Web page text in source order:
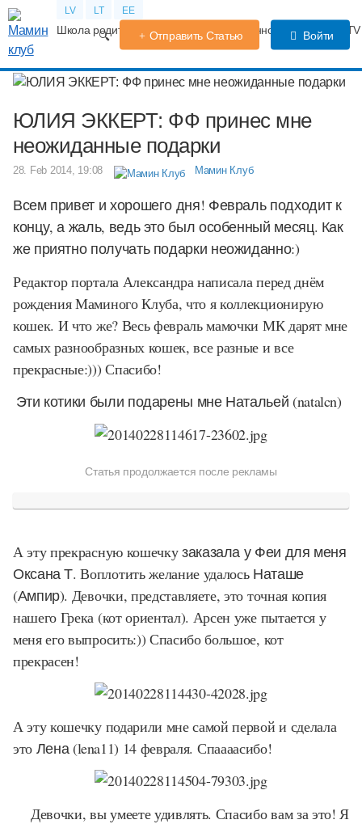
LV LT EE
Школа родителей Календарь беременности Форум
Отправить Статью Войти
ЮЛИЯ ЭККЕРТ: ФФ принес мне
неожиданные подарки
28. Feb 2014, 19:08 Мамин Клуб
Всем привет и хорошего дня! Февраль подходит к
концу, а жаль, ведь это был особенный месяц. Как
же приятно получать подарки неожиданно:)
Редактор портала Александра написала перед днём
рождения Маминого Клуба, что я коллекционирую
кошек. И что же? Весь февраль мамочки МК дарят мне
самых разнообразных кошек, все разные и все
прекрасные:))) Спасибо!
Эти котики были подарены мне Натальей (natalcn)
Статья продолжается после рекламы
А эту прекрасную кошечкузаказала у Феи для меня
Оксана Т. Воплотить желание удалось Наташе
(Ампир). Девочки, представляете, это точная копия
нашего Грека (кот ориентал). Арсен уже пытается у
меня его выпросить:)) Спасибо большое, кот
прекрасен!
А эту кошечку подарили мне самой первой и сделала
это Лена (lena11) 14 февраля. Спаааасибо!
Девочки, вы умеете удивлять. Спасибо вам за это! Я